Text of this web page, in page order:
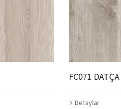
FC071 DATÇA
Detaylar